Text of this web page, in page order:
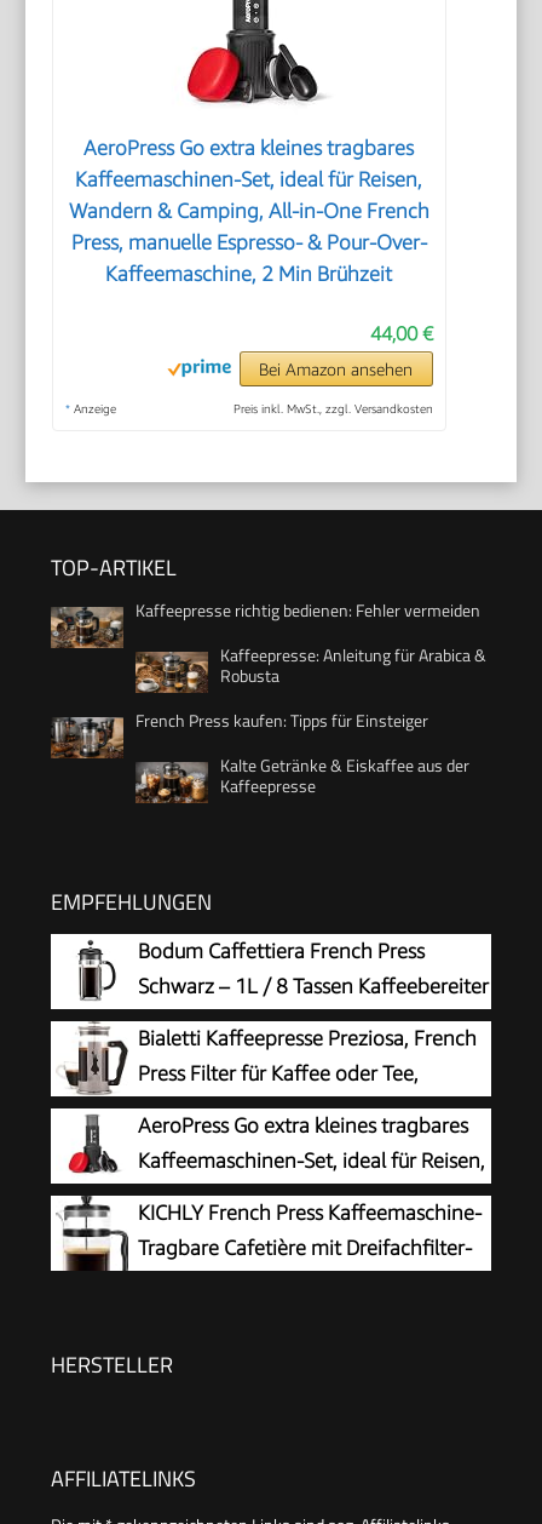
AeroPress Go extra kleines tragbares
Kaffeemaschinen-Set, ideal für Reisen,
Wandern & Camping, All-in-One French
Press, manuelle Espresso- & Pour-Over-
Kaffeemaschine, 2 Min Brühzeit
44,00 €
Bei Amazon ansehen
* Anzeige Preis inkl. MwSt., zzgl. Versandkosten
TOP-ARTIKEL
Kaffeepresse richtig bedienen: Fehler vermeiden
Kaffeepresse: Anleitung für Arabica &
Robusta
French Press kaufen: Tipps für Einsteiger
Kalte Getränke & Eiskaffee aus der
Kaffeepresse
EMPFEHLUNGEN
Bodum Caffettiera French Press
Schwarz – 1L / 8 Tassen Kaffeebereiter
– Hitzebeständiges Glas –
Edelstahlfilter – BPA-frei & spülmaschinenfest –
Hergestellt in Portugal
Bialetti Kaffeepresse Preziosa, French
Press Filter für Kaffee oder Tee,
Gehäuse aus Edelstahl und Behälter
aus Borosilikatglas, spülmaschinenfest, 1 Liter, 8
Tassen, Silber
AeroPress Go extra kleines tragbares
Kaffeemaschinen-Set, ideal für Reisen,
Wandern & Camping, All-in-One
French Press, manuelle Espresso- & Pour-Over-
Kaffeemaschine, 2 Min Brühzeit
KICHLY French Press Kaffeemaschine-
Tragbare Cafetière mit Dreifachfilter-
1000ml / 1 litre / 34Oz - Schwarz
HERSTELLER
AFFILIATELINKS